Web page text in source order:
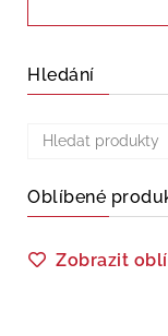
Hledání
Oblíbené
Zobrazit